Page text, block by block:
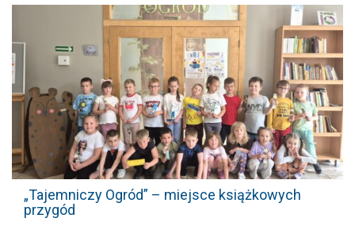
„Tajemniczy Ogród” – miejsce książkowych
przygód
„TAJEMNICZY OGRÓD” – MIEJSCE KSIĄŻKOWYCH PRZYGÓD